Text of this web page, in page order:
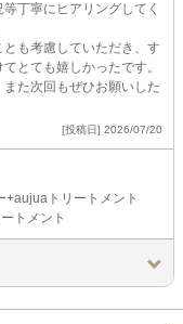
丁寧にヒアリングしてく
も考慮していただき、す
とても嬉しかったです。
た次回もぜひお願いした
[投稿日] 2026/07/20
+aujuaトリートメント
トメント